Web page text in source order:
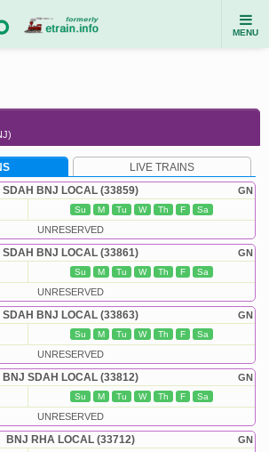
MENU
LIVE TRAINS
GN
SDAH BNJ LOCAL (33859)
Su M Tu W Th F Sa
UNRESERVED
GN
SDAH BNJ LOCAL (33861)
Su M Tu W Th F Sa
UNRESERVED
GN
SDAH BNJ LOCAL (33863)
Su M Tu W Th F Sa
UNRESERVED
GN
BNJ SDAH LOCAL (33812)
Su M Tu W Th F Sa
UNRESERVED
GN
BNJ RHA LOCAL (33712)